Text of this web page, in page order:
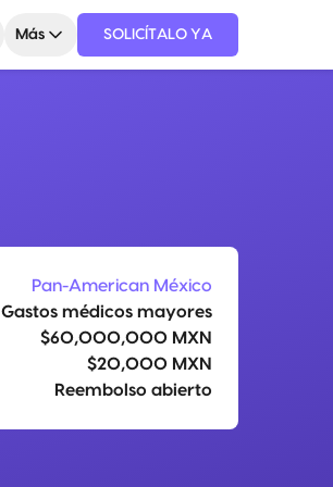
Más SOLICÍTALO YA
Pan-American México
Gastos médicos mayores
$60,000,000 MXN
$20,000 MXN
Reembolso abierto